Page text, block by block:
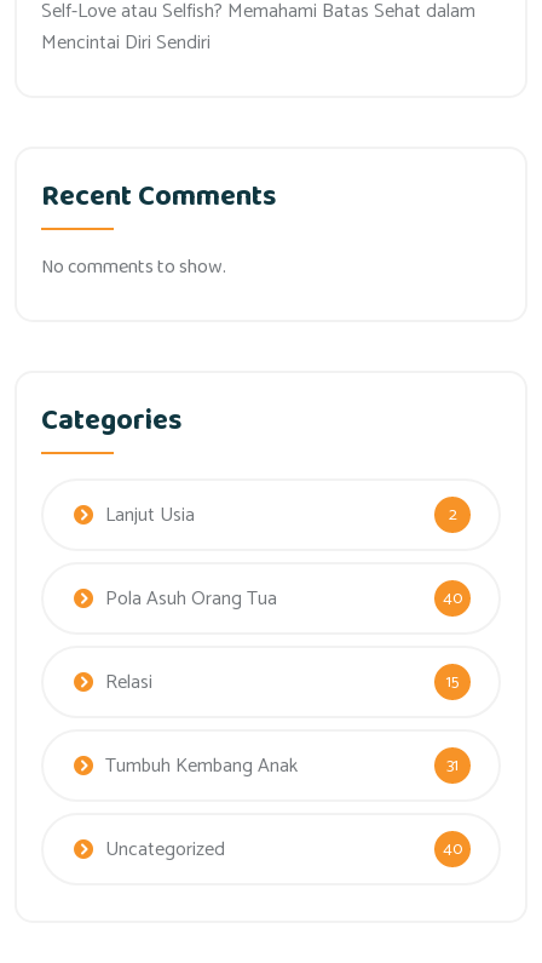
Self-Love atau Selfish? Memahami Batas Sehat dalam
Mencintai Diri Sendiri
Recent Comments
No comments to show.
Categories
Lanjut Usia 2
Pola Asuh Orang Tua 40
Relasi 15
Tumbuh Kembang Anak 31
Uncategorized 40